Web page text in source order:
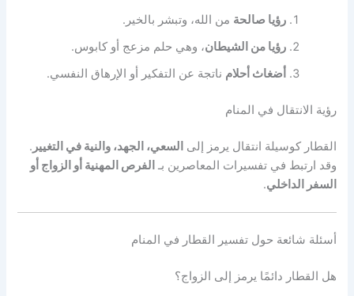
رؤيا صالحة من الله، وتبشر بالخير.
رؤيا من الشيطان، وهي حلم مزعج أو كابوس.
أضغاث أحلام ناتجة عن التفكير أو الإرهاق النفسي.
رؤية الانتقال في المنام
القطار كوسيلة انتقال يرمز إلى السعي، الجهد، والنية في التغيير .
وقد ارتبط في تفسيرات المعاصرين بـ الفرص المهنية أو الزواج أو
السفر الداخلي.
أسئلة شائعة حول تفسير القطار في المنام
هل القطار دائمًا يرمز إلى الزواج؟